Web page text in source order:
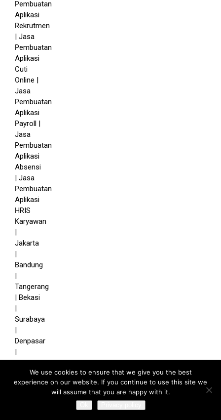
We use cookies to ensure that we give you the best
experience on our website. If you continue to use this site we
will assume that you are happy with it.